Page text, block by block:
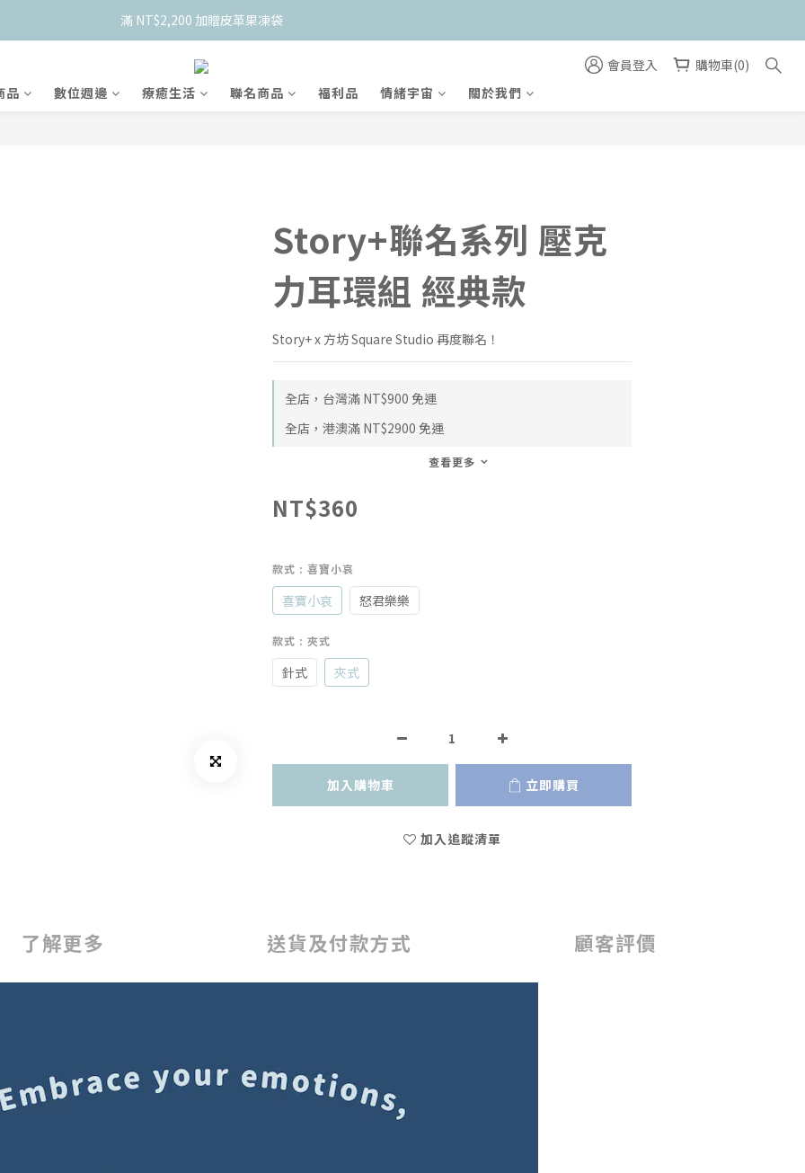
    新會員限定！加入官網會員現折 $50
滿 NT$2,200 加贈皮革果凍袋
    新會員限定！加入官網會員現折 $50
會員登入
購物車(0)
品
數位週邊 療癒生活 聯名商品 福利品 情緒宇宙 關於我們
Story+聯名系列 壓克
力耳環組 經典款
Story+ x 方坊 Square Studio 再度聯名！
全店，台灣滿 NT$900 免運
全店，港澳滿 NT$2900 免運
查看更多
NT$360
款式 : 喜寶小哀
喜寶小哀 怒君樂樂
款式 : 夾式
針式 夾式
加入購物車 立即購買
加入追蹤清單
了解更多 送貨及付款方式 顧客評價